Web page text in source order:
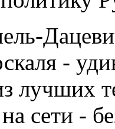
-
лучших
сети -